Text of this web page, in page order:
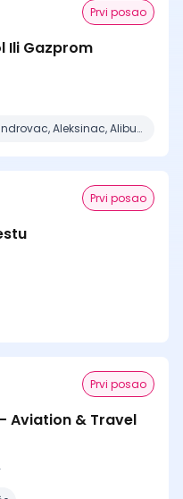
Prvi posao
Ili Gazprom
Ada, Aleksandrovac, Aleksinac, Alibunar, Apatin + 206 mesta
Prvi posao
Prvi posao
Aviation & Travel